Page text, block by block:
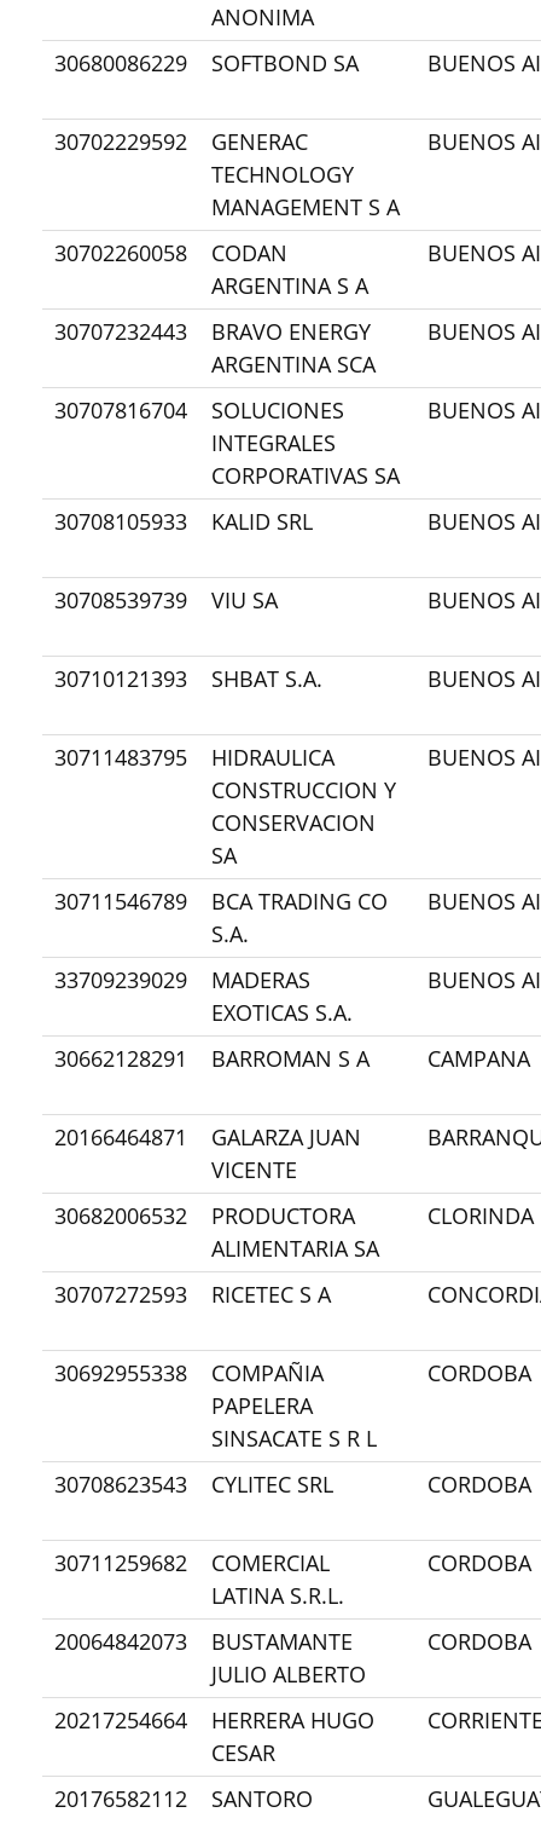
ANONIMA
30680086229 SOFTBOND SA BUENOS
30702229592
GENERAC
TECHNOLOGY
MANAGEMENT S A
BUENOS
30702260058
CODAN
ARGENTINA S A
BUENOS
30707232443
BRAVO ENERGY
ARGENTINA SCA
BUENOS
30707816704
SOLUCIONES
INTEGRALES
CORPORATIVAS SA
BUENOS
30708105933 KALID SRL BUENOS
30708539739 VIU SA BUENOS
30710121393 SHBAT S.A. BUENOS
30711483795
HIDRAULICA
CONSTRUCCION Y
CONSERVACION
SA
BUENOS
30711546789
BCA TRADING CO
S.A.
BUENOS
33709239029
MADERAS
EXOTICAS S.A.
BUENOS
30662128291 BARROMAN S A CAMPANA
20166464871
GALARZA JUAN
VICENTE
30682006532
PRODUCTORA
ALIMENTARIA SA
CLORINDA
30707272593 RICETEC S A
30692955338
COMPAÑIA
PAPELERA
SINSACATE S R L
CORDOBA
30708623543 CYLITEC SRL CORDOBA
30711259682
COMERCIAL
LATINA S.R.L.
CORDOBA
20064842073
BUSTAMANTE
JULIO ALBERTO
CORDOBA
20217254664
HERRERA HUGO
CESAR
20176582112
SANTORO